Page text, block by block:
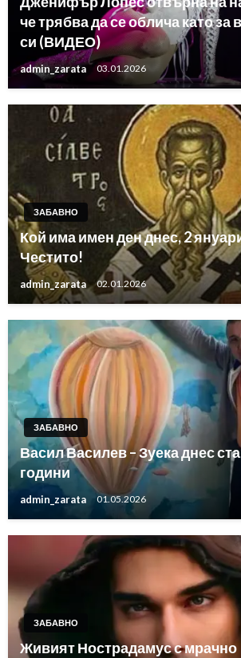
че трябва да се облича като за
си (ВИДЕО)
admin_zarata 03.01.2026
ЗАБАВНО
Кой има имен ден днес, 2
Честито!
admin_zarata 02.01.2026
ЗАБАВНО
Васил Василев – Зуека днес
години
admin_zarata 01.05.2026
ЗАБАВНО
Живият Нострадамус с мрачно